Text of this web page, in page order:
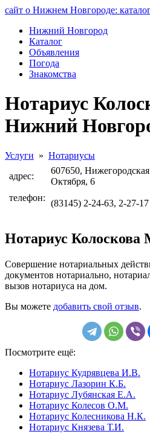
сайт о Нижнем Новгороде:
Нижний Новгород
Каталог
Объявления
Погода
Знакомства
Нотариус
Нижний
Услуги » Нотариусы
адрес:
607650,
Октября, 6
телефон:
(83145) 2-24-63, 2-27-17
Нотариус Колоскова
Совершение нотариальных
документов нотариально,
вызов нотариуса на дом.
Вы можете добавить свой отзыв.
Посмотрите ещё:
Нотариус Кудрявцева И.В.
Нотариус Лазорин К.Б.
Нотариус Лубянская Е.А.
Нотариус Колесов О.М.
Нотариус Колесникова Н.К.
Нотариус Князева Т.И.